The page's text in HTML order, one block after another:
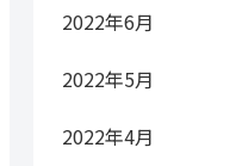
2022年6月
2022年5月
2022年4月